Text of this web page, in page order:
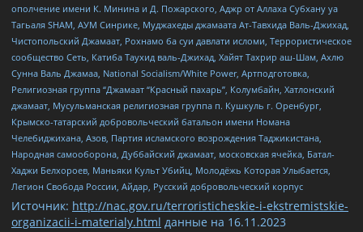
ополчение имени К. Минина и Д. Пожарского, Аджр от Аллаха Субхану уа
Тагьаля SHAM, АУМ Синрике, Муджахеды джамаата Ат-Тавхида Валь-Джихад,
Чистопольский Джамаат, Рохнамо ба суи давлати исломи, Террористическое
сообщество Сеть, Катиба Таухид валь-Джихад, Хайят Тахрир аш-Шам, Ахлю
Сунна Валь Джамаа, National Socialism/White Power, Артподготовка,
Религиозная группа “Джамаат “Красный пахарь”, Колумбайн, Хатлонский
джамаат, Мусульманская религиозная группа п. Кушкуль г. Оренбург,
Крымско-татарский добровольческий батальон имени Номана
Челебиджихана, Азов, Партия исламского возрождения Таджикистана,
Народная самооборона, Дуббайский джамаат, московская ячейка, Батал-
Хаджи Белхороев, Маньяки Культ Убийц, Молодёжь Которая Улыбается,
Легион Свобода России, Айдар, Русский добровольческий корпус
Источник: http://nac.gov.ru/terroristicheskie-i-ekstremistskie-
organizacii-i-materialy.html данные на 16.11.2023